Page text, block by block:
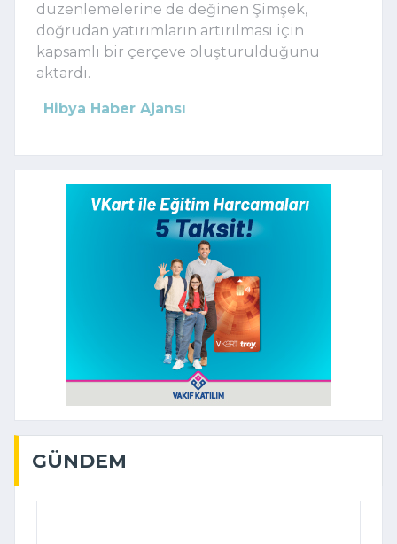
düzenlemelerine de değinen Şimşek,
doğrudan yatırımların artırılması için
kapsamlı bir çerçeve oluşturulduğunu
aktardı.
Hibya Haber Ajansı
GÜNDEM